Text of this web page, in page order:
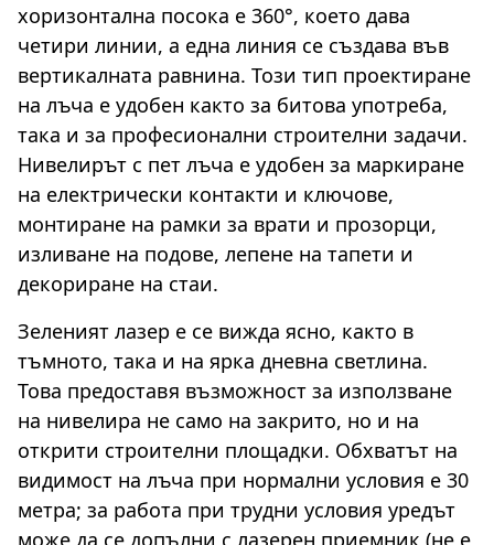
хоризонтална посока е 360°, което дава
четири линии, а една линия се създава във
вертикалната равнина. Този тип проектиране
на лъча е удобен както за битова употреба,
така и за професионални строителни задачи.
Нивелирът с пет лъча е удобен за маркиране
на електрически контакти и ключове,
монтиране на рамки за врати и прозорци,
изливане на подове, лепене на тапети и
декориране на стаи.
Зеленият лазер е се вижда ясно, както в
тъмното, така и на ярка дневна светлина.
Това предоставя възможност за използване
на нивелира не само на закрито, но и на
открити строителни площадки. Обхватът на
видимост на лъча при нормални условия е 30
метра; за работа при трудни условия уредът
може да се допълни с лазерен приемник (не е